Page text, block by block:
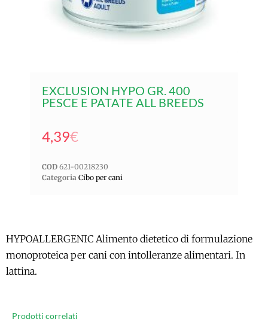
EXCLUSION HYPO GR. 400
PESCE E PATATE ALL BREEDS
4,39€
COD 621-00218230
Categoria Cibo per cani
HYPOALLERGENIC Alimento dietetico di formulazione
monoproteica per cani con intolleranze alimentari. In
lattina.
Prodotti correlati